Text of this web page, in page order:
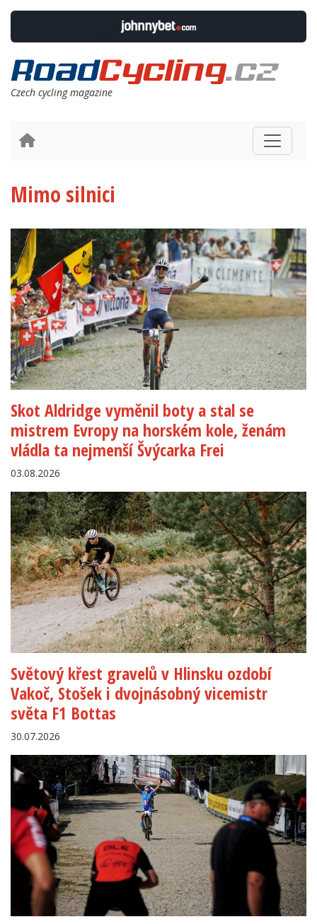
Czech cycling magazine
Mimo silnici
Skot Aldridge vyměnil boty a stal se
mistrem Evropy na horském kole, ženám
vládla ta nejmenší Švýcarka Frei
03.08.2026
Světový křest gravelů v Hlinsku ozdobí
Vakoč, Stošek i dvojnásobný vicemistr
světa F1 Bottas
30.07.2026